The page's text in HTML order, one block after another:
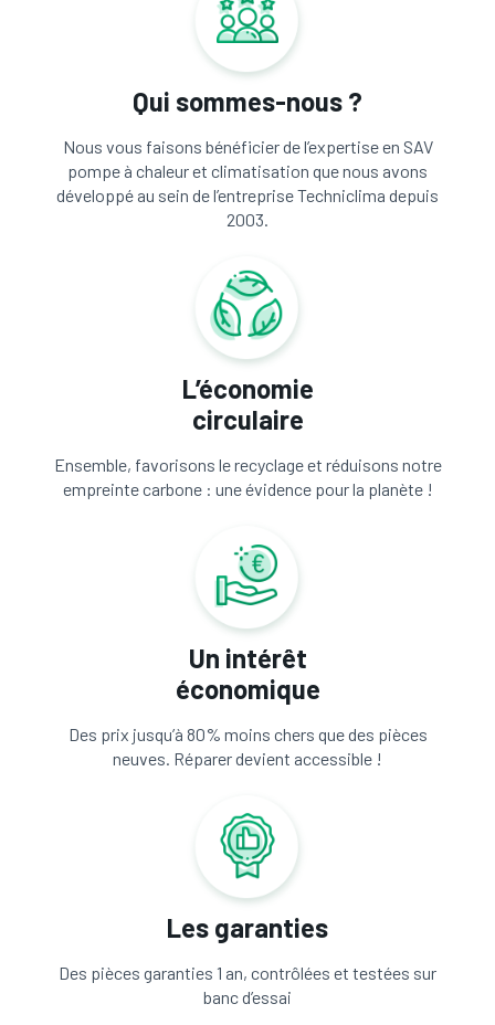
Qui sommes-nous ?
Nous vous faisons bénéficier de l’expertise en SAV
pompe à chaleur et climatisation que nous avons
développé au sein de l’entreprise Techniclima depuis
2003.
L’économie
circulaire
Ensemble, favorisons le recyclage et réduisons notre
empreinte carbone : une évidence pour la planète !
Un intérêt
économique
Des prix jusqu’à 80% moins chers que des pièces
neuves. Réparer devient accessible !
Les garanties
Des pièces garanties 1 an, contrôlées et testées sur
banc d’essai